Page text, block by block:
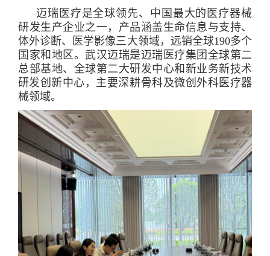
迈瑞医疗是全球领先、中国最大的医疗器械
研发生产企业之一，产品涵盖生命信息与支持、
体外诊断、医学影像三大领域，远销全球190多个
国家和地区。武汉迈瑞是迈瑞医疗集团全球第二
总部基地、全球第二大研发中心和新业务新技术
研发创新中心，主要深耕‌骨科及微创外科医疗器
械‌领域。